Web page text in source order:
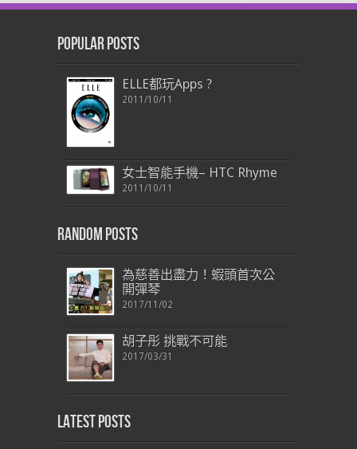
Popular Posts
ELLE都玩Apps ?
2011/10/11
女士智能手機– HTC Rhyme
2011/10/11
Random Posts
為慈善出盡力！蝦頭首次公
開彈琴
2017/11/02
胡子彤 挑戰不可能
2017/03/31
Latest Posts